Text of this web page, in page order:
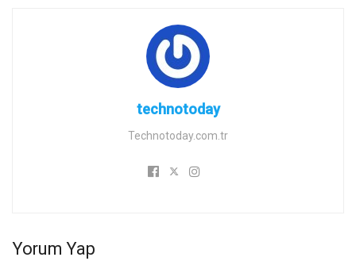
technotoday
Technotoday.com.tr
Yorum Yap